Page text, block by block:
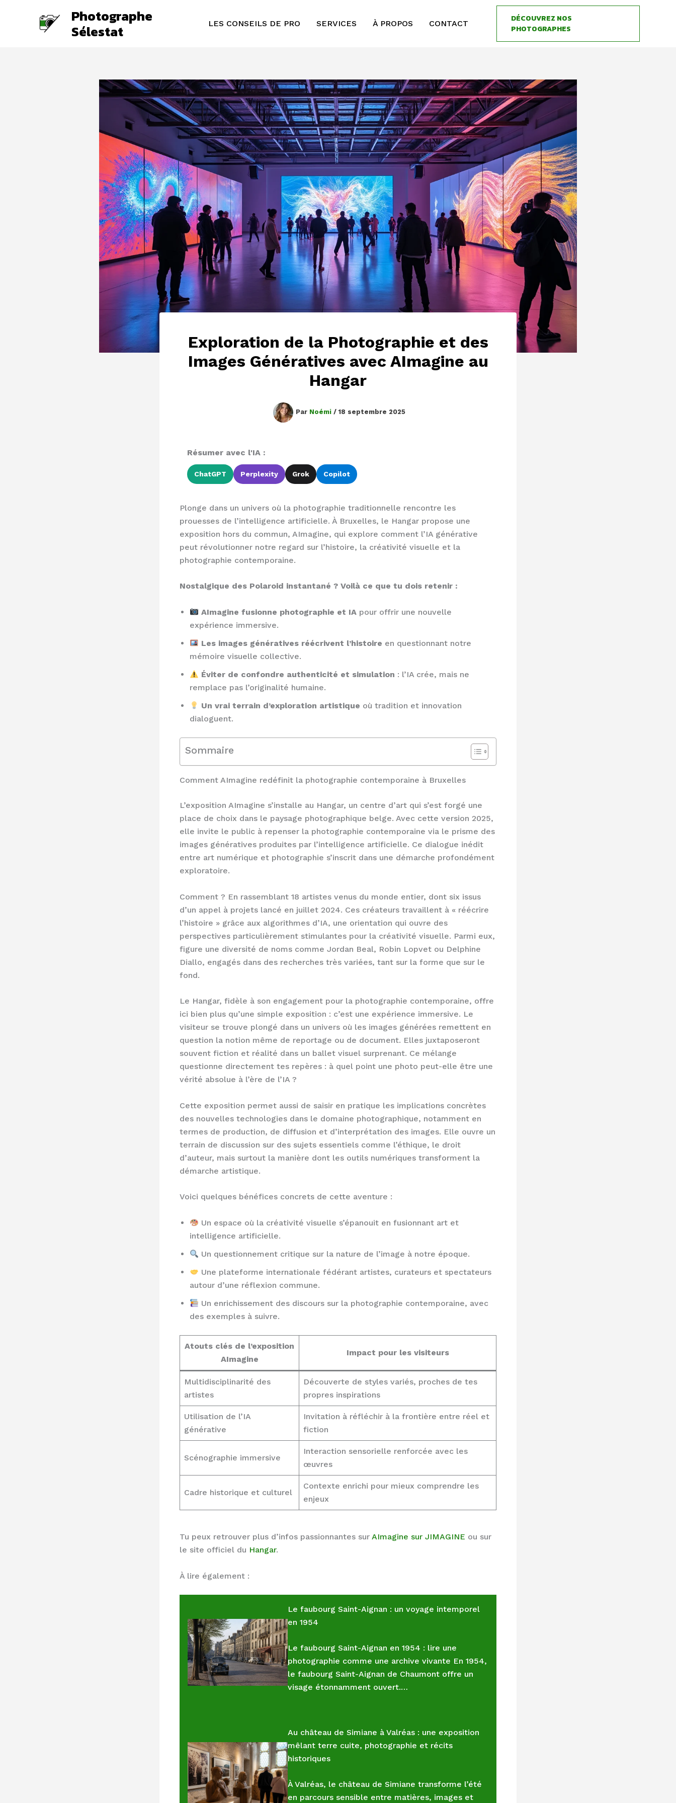
Photographe
Sélestat LES CONSEILS DE PRO SERVICES À PROPOS CONTACT
DÉCOUVREZ NOS
PHOTOGRAPHES
Exploration de la Photographie et des
Images Génératives avec AImagine au
Hangar
Par Noémi /18 septembre 2025
Résumer avec l'IA :
ChatGPT Perplexity Grok Copilot
Plonge dans un univers où la photographie traditionnelle rencontre les
prouesses de l’intelligence artificielle. À Bruxelles, le Hangar propose une
exposition hors du commun, AImagine, qui explore comment l’IA générative
peut révolutionner notre regard sur l’histoire, la créativité visuelle et la
photographie contemporaine.
Nostalgique des Polaroid instantané ? Voilà ce que tu dois retenir :
AImagine fusionne photographie et IA pour offrir une nouvelle
expérience immersive.
Les images génératives réécrivent l’histoire en questionnant notre
mémoire visuelle collective.
Éviter de confondre authenticité et simulation : l’IA crée, mais ne
remplace pas l’originalité humaine.
Un vrai terrain d’exploration artistique où tradition et innovation
dialoguent.
Sommaire
Comment AImagine redéfinit la photographie contemporaine à Bruxelles
L’exposition AImagine s’installe au Hangar, un centre d’art qui s’est forgé une
place de choix dans le paysage photographique belge. Avec cette version 2025,
elle invite le public à repenser la photographie contemporaine via le prisme des
images génératives produites par l’intelligence artificielle. Ce dialogue inédit
entre art numérique et photographie s’inscrit dans une démarche profondément
exploratoire.
Comment ? En rassemblant 18 artistes venus du monde entier, dont six issus
d’un appel à projets lancé en juillet 2024. Ces créateurs travaillent à « réécrire
l’histoire » grâce aux algorithmes d’IA, une orientation qui ouvre des
perspectives particulièrement stimulantes pour la créativité visuelle. Parmi eux,
figure une diversité de noms comme Jordan Beal, Robin Lopvet ou Delphine
Diallo, engagés dans des recherches très variées, tant sur la forme que sur le
fond.
Le Hangar, fidèle à son engagement pour la photographie contemporaine, offre
ici bien plus qu’une simple exposition : c’est une expérience immersive. Le
visiteur se trouve plongé dans un univers où les images générées remettent en
question la notion même de reportage ou de document. Elles juxtaposeront
souvent fiction et réalité dans un ballet visuel surprenant. Ce mélange
questionne directement tes repères : à quel point une photo peut-elle être une
vérité absolue à l’ère de l’IA ?
Cette exposition permet aussi de saisir en pratique les implications concrètes
des nouvelles technologies dans le domaine photographique, notamment en
termes de production, de diffusion et d’interprétation des images. Elle ouvre un
terrain de discussion sur des sujets essentiels comme l’éthique, le droit
d’auteur, mais surtout la manière dont les outils numériques transforment la
démarche artistique.
Voici quelques bénéfices concrets de cette aventure :
Un espace où la créativité visuelle s’épanouit en fusionnant art et
intelligence artificielle.
Un questionnement critique sur la nature de l’image à notre époque.
Une plateforme internationale fédérant artistes, curateurs et spectateurs
autour d’une réflexion commune.
Un enrichissement des discours sur la photographie contemporaine, avec
des exemples à suivre.
Atouts clés de l’exposition
AImagine
Impact pour les visiteurs
Multidisciplinarité des
artistes
Découverte de styles variés, proches de tes
propres inspirations
Utilisation de l’IA
générative
Invitation à réfléchir à la frontière entre réel et
fiction
Scénographie immersive
Interaction sensorielle renforcée avec les
œuvres
Cadre historique et culturel
Contexte enrichi pour mieux comprendre les
enjeux
Tu peux retrouver plus d’infos passionnantes sur AImagine sur JIMAGINE ou sur
le site officiel du Hangar.
À lire également :
Le faubourg Saint-Aignan : un voyage intemporel
en 1954
Le faubourg Saint-Aignan en 1954 : lire une
photographie comme une archive vivante En 1954,
le faubourg Saint-Aignan de Chaumont offre un
visage étonnamment ouvert.…
Au château de Simiane à Valréas : une exposition
mêlant terre cuite, photographie et récits
historiques
À Valréas, le château de Simiane transforme l’été
en parcours sensible entre matières, images et